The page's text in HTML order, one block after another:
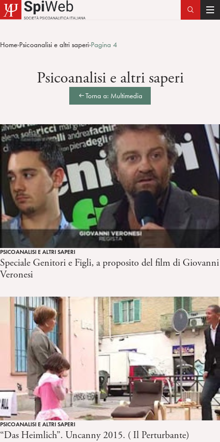
T
g
a
t
Home>Psicoanalisi e altri saperi>Pagina 4
Torna a: Multimedia
Psicoanalisi e altri saperi
PSICOANALISI E ALTRI SAPERI
Speciale Genitori e Figli, a proposito del film di Giovanni
Veronesi
PSICOANALISI E ALTRI SAPERI
“Das Heimlich”. Uncanny 2015. ( Il Perturbante)